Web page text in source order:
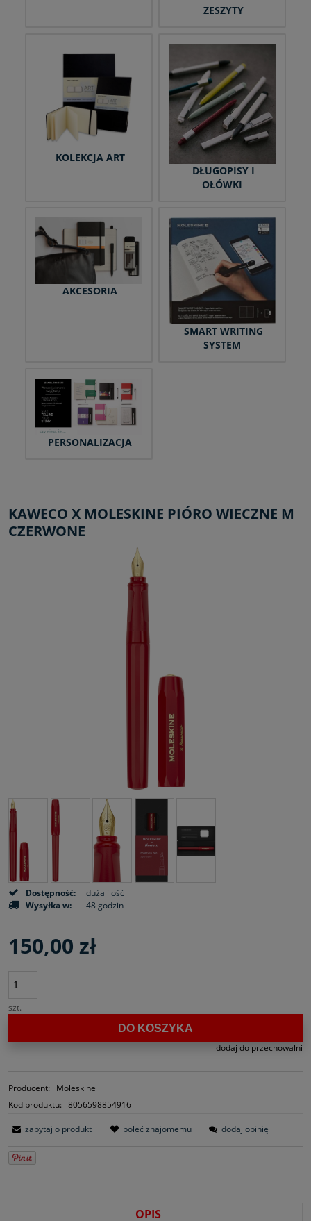
ZESZYTY
KOLEKCJA ART
DŁUGOPISY I
OŁÓWKI
AKCESORIA
SMART WRITING
SYSTEM
PERSONALIZACJA
KAWECO X MOLESKINE PIÓRO WIECZNE M
CZERWONE
Dostępność:
duża ilość
Wysyłka w:
48 godzin
150,00 zł
szt.
DO KOSZYKA
dodaj do przechowalni
Producent:
Moleskine
Kod produktu: 8056598854916
zapytaj o produkt poleć znajomemu dodaj opinię
OPIS